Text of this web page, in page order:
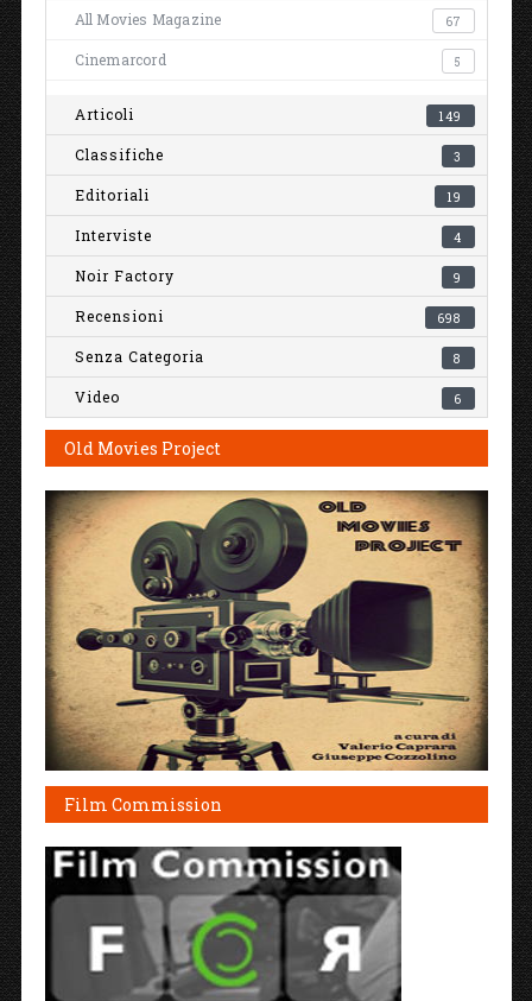
All Movies Magazine 67
Cinemarcord 5
Articoli 149
Classifiche 3
Editoriali 19
Interviste 4
Noir Factory 9
Recensioni 698
Senza Categoria 8
Video 6
Old Movies Project
Film Commission